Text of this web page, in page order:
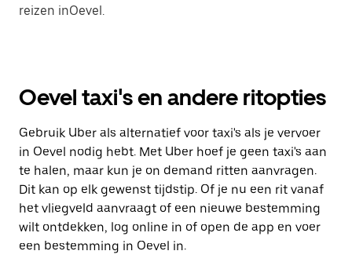
reizen inOevel.
Oevel taxi's en andere ritopties
Gebruik Uber als alternatief voor taxi's als je vervoer
in Oevel nodig hebt. Met Uber hoef je geen taxi's aan
te halen, maar kun je on demand ritten aanvragen.
Dit kan op elk gewenst tijdstip. Of je nu een rit vanaf
het vliegveld aanvraagt of een nieuwe bestemming
wilt ontdekken, log online in of open de app en voer
een bestemming in Oevel in.